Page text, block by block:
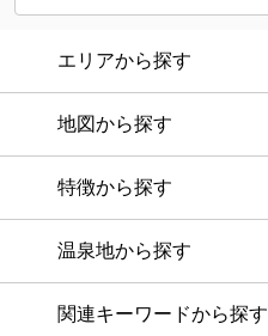
エリアから探す
地図から探す
特徴から探す
温泉地から探す
関連キーワードから探す